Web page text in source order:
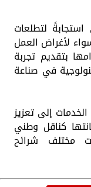
لتطلعات
لأغراض العمل
بتقديم تجربة
في صناعة
إلى تعزيز
كناقل وطني
مختلف شرائح